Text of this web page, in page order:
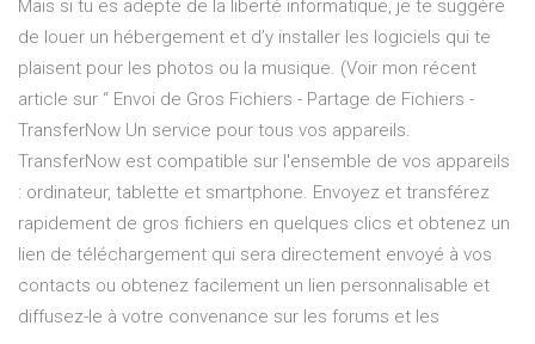
Mais si tu es adepte de la liberté informatique, je te suggère
de louer un hébergement et d’y installer les logiciels qui te
plaisent pour les photos ou la musique. (Voir mon récent
article sur “ Envoi de Gros Fichiers - Partage de Fichiers -
TransferNow Un service pour tous vos appareils.
TransferNow est compatible sur l'ensemble de vos appareils
: ordinateur, tablette et smartphone. Envoyez et transférez
rapidement de gros fichiers en quelques clics et obtenez un
lien de téléchargement qui sera directement envoyé à vos
contacts ou obtenez facilement un lien personnalisable et
diffusez-le à votre convenance sur les forums et les